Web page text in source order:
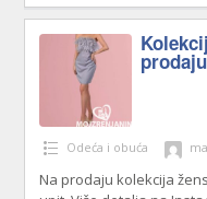
prodaju
Odeća i obuća
Na prodaju kolekcija